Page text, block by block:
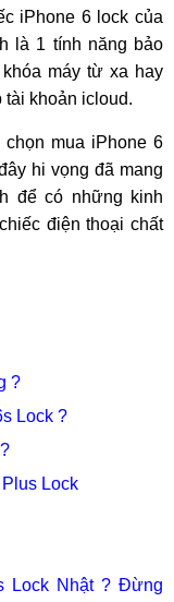
iPhone 6 lock của
là 1 tính năng bảo
máy từ xa hay
tài khoản icloud.
mua iPhone 6
hi vọng đã mang
để có những kinh
điện thoại chất
?
Lock ?
Lock
Lock Nhật ? Đừng